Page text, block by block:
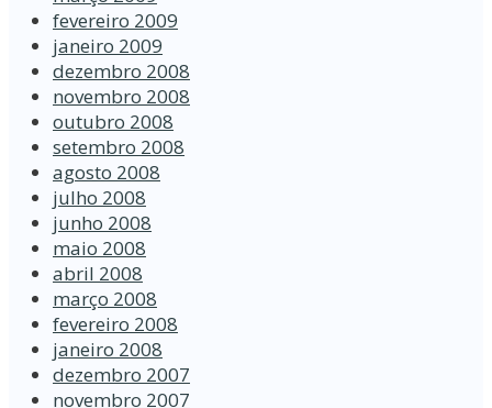
fevereiro 2009
janeiro 2009
dezembro 2008
novembro 2008
outubro 2008
setembro 2008
agosto 2008
julho 2008
junho 2008
maio 2008
abril 2008
março 2008
fevereiro 2008
janeiro 2008
dezembro 2007
novembro 2007